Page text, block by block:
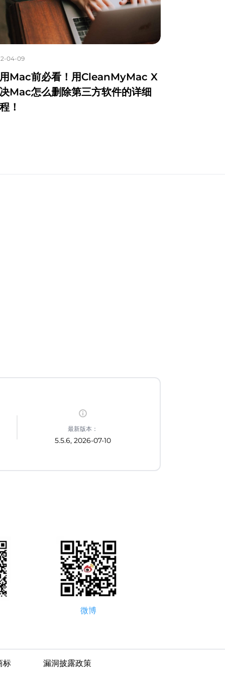
04-09
Mac前必看！用CleanMyMac X
Mac怎么删除第三方软件的详细
！
最新版本：
5.5.6, 2026-07-10
微博
标 漏洞披露政策